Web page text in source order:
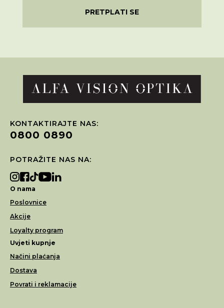
PRETPLATI SE
KONTAKTIRAJTE NAS:
0800 0890
POTRAŽITE NAS NA:
O nama
Poslovnice
Akcije
Loyalty program
Uvjeti kupnje
Načini plaćanja
Dostava
Povrati i reklamacije